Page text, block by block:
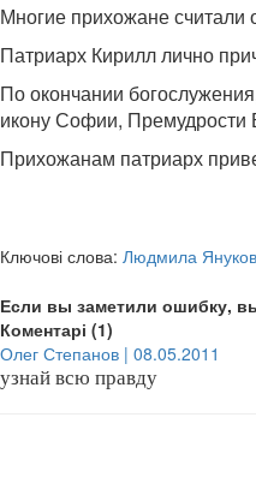
Многие прихожане считали
Патриарх Кирилл лично
По окончании
икону Софии, Премудрости
Прихожанам патриарх
Ключові слова: Людмила
Если вы заметили ошибку,
Коментарі (1)
Олег Степанов | 08.05.2011
узнай всю правду